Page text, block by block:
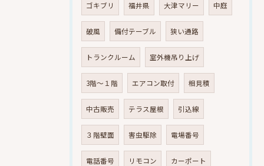
ゴキブリ 福井県 大津マリー 中庭
破風 備付テーブル 狭い通路
トランクルーム 室外機吊り上げ
3階～１階 エアコン取付 相見積
中古販売 テラス屋根 引込線
３階壁面 害虫駆除 電場番号
電話番号 リモコン カーポート